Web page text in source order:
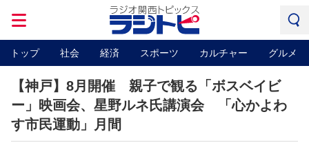
トップ 社会 経済 スポーツ カルチャー グルメ
【神戸】8月開催 親子で観る「ボスベイビ
ー」映画会、星野ルネ氏講演会 「心かよわ
す市民運動」月間